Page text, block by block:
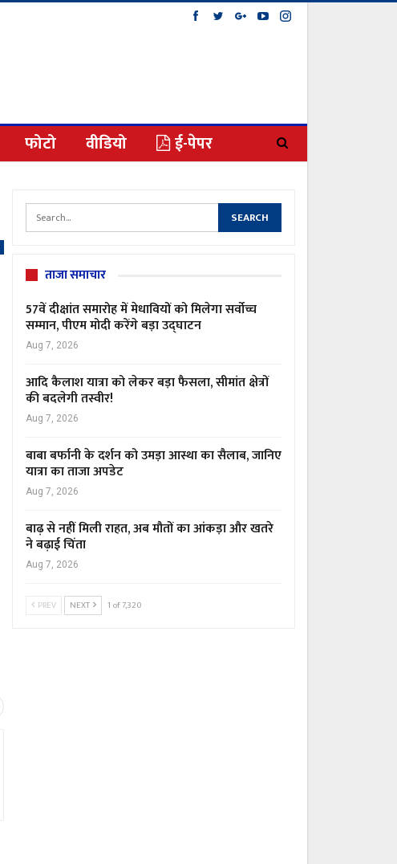
फोटो वीडियो ई-पेपर
ताजा समाचार
57वें दीक्षांत समारोह में मेधावियों को मिलेगा सर्वोच्च
सम्मान, पीएम मोदी करेंगे बड़ा उद्घाटन
Aug 7, 2026
आदि कैलाश यात्रा को लेकर बड़ा फैसला, सीमांत क्षेत्रों
की बदलेगी तस्वीर!
Aug 7, 2026
बाबा बर्फानी के दर्शन को उमड़ा आस्था का सैलाब, जानिए
यात्रा का ताजा अपडेट
Aug 7, 2026
बाढ़ से नहीं मिली राहत, अब मौतों का आंकड़ा और खतरे
ने बढ़ाई चिंता
Aug 7, 2026
PREV NEXT 1 of 7,320